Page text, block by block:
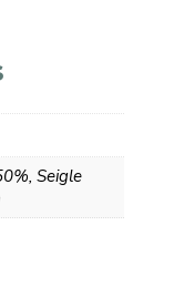
Seigle